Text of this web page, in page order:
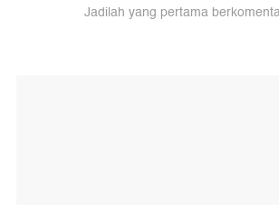
Jadilah yang pertama